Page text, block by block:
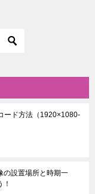
ード方法（1920×1080-
の設置場所と時期一